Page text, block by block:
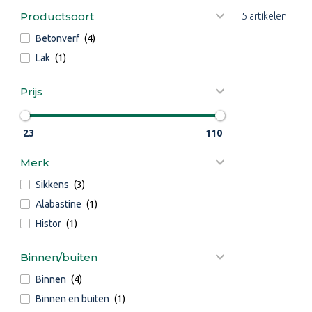
Productsoort
Betonverf (4)
Lak (1)
Prijs
23 110
Merk
Sikkens (3)
Alabastine (1)
Histor (1)
Binnen/buiten
Binnen (4)
Binnen en buiten (1)
5 artikelen